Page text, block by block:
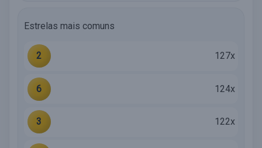
Estrelas mais comuns
2 127x
6 124x
3 122x